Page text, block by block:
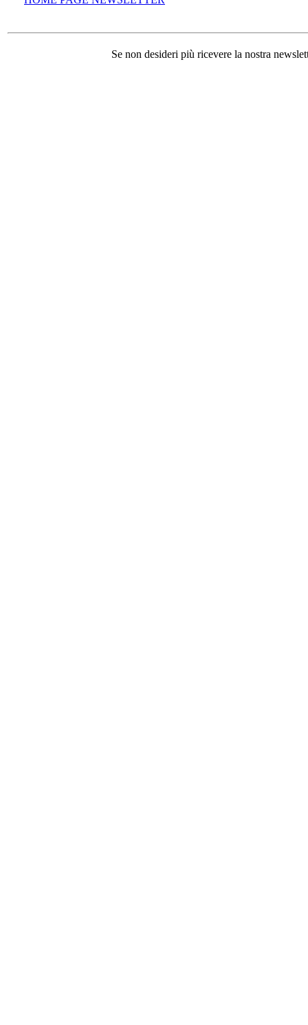
Se non desideri più ricevere la nostra